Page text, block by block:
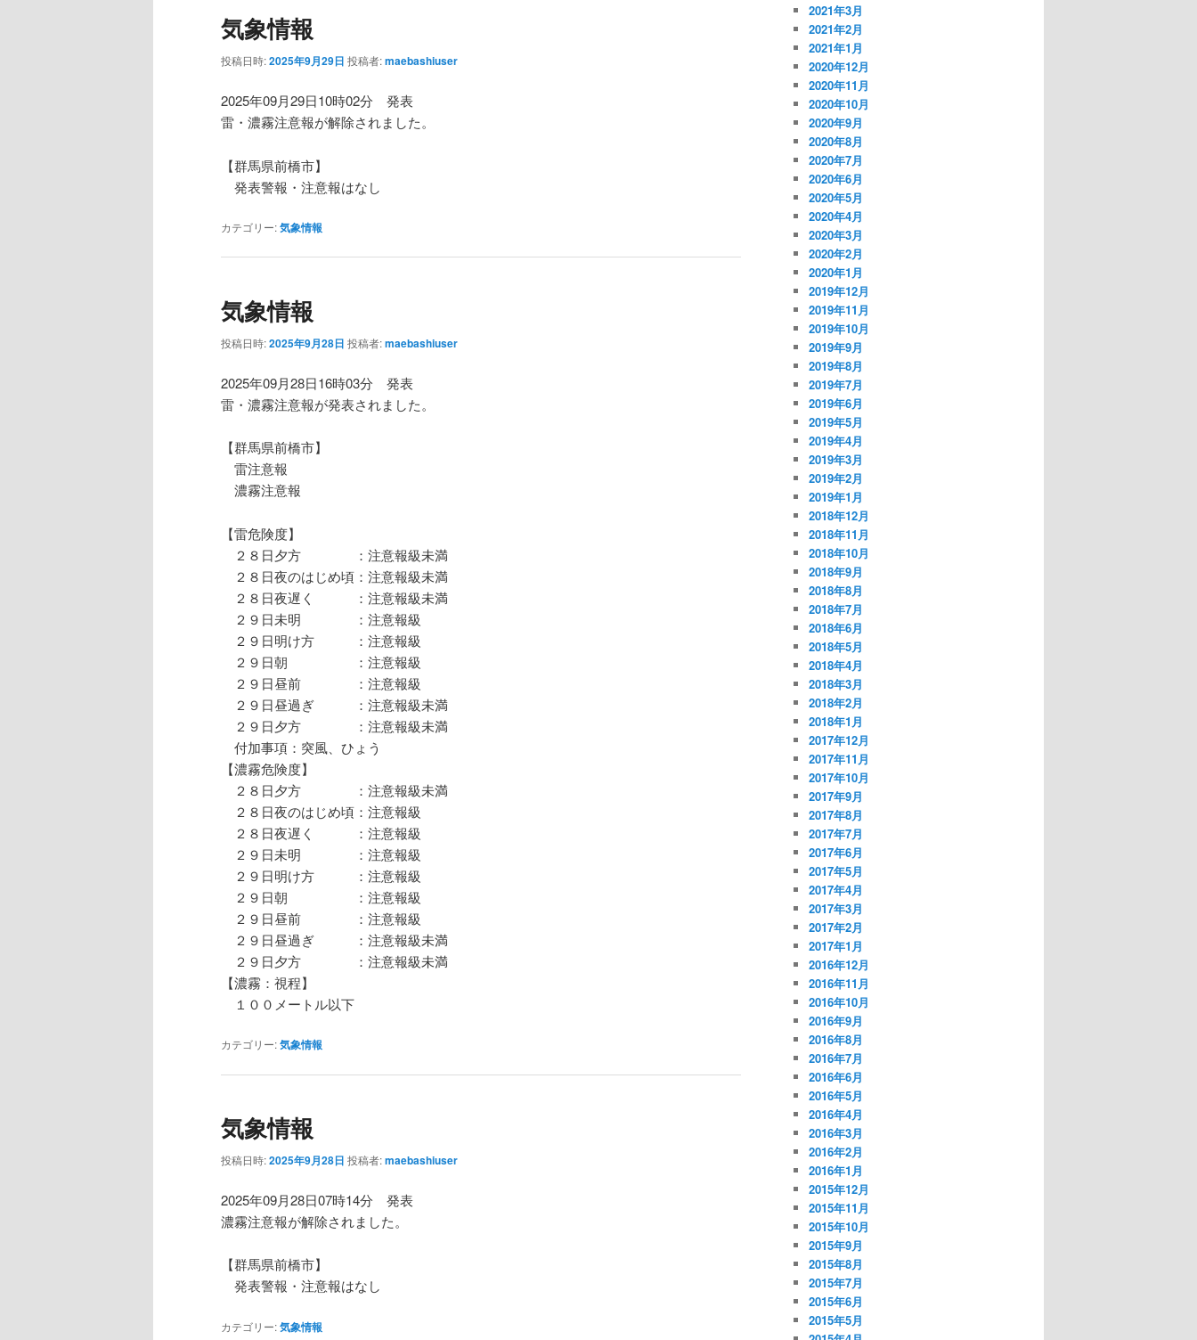
気象情報
投稿日時:2025年9月29日 投稿者:maebashiuser
2025年09月29日10時02分 発表
雷・濃霧注意報が解除されました。
【群馬県前橋市】
発表警報・注意報はなし
カテゴリー:気象情報
気象情報
投稿日時:2025年9月28日 投稿者:maebashiuser
2025年09月28日16時03分 発表
雷・濃霧注意報が発表されました。
【群馬県前橋市】
雷注意報
濃霧注意報
【雷危険度】
２８日夕方 ：注意報級未満
２８日夜のはじめ頃：注意報級未満
２８日夜遅く ：注意報級未満
２９日未明 ：注意報級
２９日明け方 ：注意報級
２９日朝 ：注意報級
２９日昼前 ：注意報級
２９日昼過ぎ ：注意報級未満
２９日夕方 ：注意報級未満
付加事項：突風、ひょう
【濃霧危険度】
２８日夕方 ：注意報級未満
２８日夜のはじめ頃：注意報級
２８日夜遅く ：注意報級
２９日未明 ：注意報級
２９日明け方 ：注意報級
２９日朝 ：注意報級
２９日昼前 ：注意報級
２９日昼過ぎ ：注意報級未満
２９日夕方 ：注意報級未満
【濃霧：視程】
１００メートル以下
カテゴリー:気象情報
気象情報
投稿日時:2025年9月28日 投稿者:maebashiuser
2025年09月28日07時14分 発表
濃霧注意報が解除されました。
【群馬県前橋市】
発表警報・注意報はなし
カテゴリー:気象情報
2021年3月
2021年2月
2021年1月
2020年12月
2020年11月
2020年10月
2020年9月
2020年8月
2020年7月
2020年6月
2020年5月
2020年4月
2020年3月
2020年2月
2020年1月
2019年12月
2019年11月
2019年10月
2019年9月
2019年8月
2019年7月
2019年6月
2019年5月
2019年4月
2019年3月
2019年2月
2019年1月
2018年12月
2018年11月
2018年10月
2018年9月
2018年8月
2018年7月
2018年6月
2018年5月
2018年4月
2018年3月
2018年2月
2018年1月
2017年12月
2017年11月
2017年10月
2017年9月
2017年8月
2017年7月
2017年6月
2017年5月
2017年4月
2017年3月
2017年2月
2017年1月
2016年12月
2016年11月
2016年10月
2016年9月
2016年8月
2016年7月
2016年6月
2016年5月
2016年4月
2016年3月
2016年2月
2016年1月
2015年12月
2015年11月
2015年10月
2015年9月
2015年8月
2015年7月
2015年6月
2015年5月